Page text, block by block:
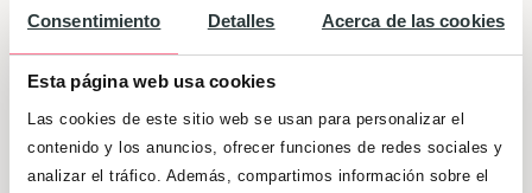
Consentimiento Detalles Acerca de las cookies
Esta página web usa cookies
Las cookies de este sitio web se usan para personalizar el
contenido y los anuncios, ofrecer funciones de redes sociales y
analizar el tráfico. Además, compartimos información sobre el
3 o 4 meses es cuando
empiezan a ver los
bebés con claridady a distinguir los
colores claramente.